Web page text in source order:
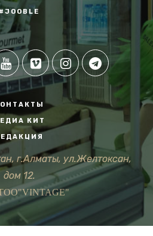
КИТ
г.Алматы, ул.Желтоксан,
дом 12.